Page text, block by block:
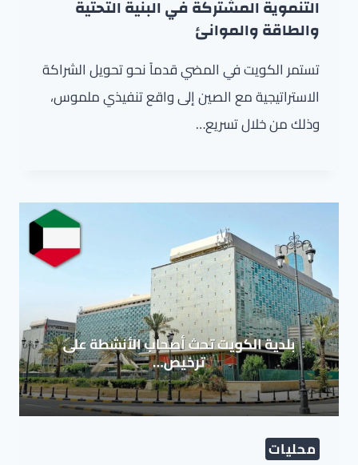
التنموية المشتركة في البنية التحتية
والطاقة والموانئ
تستمر الكويت في المضي قدماً نحو تحويل الشراكة
الاستراتيجية مع الصين إلى واقع تنفيذي ملموس،
وذلك من خلال تسريع…
محليات